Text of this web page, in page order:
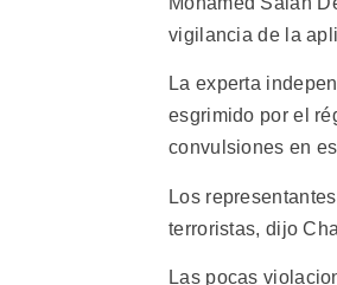
vigilancia de la
La experta
esgrimido por el
convulsiones en
Los
terroristas, dijo
Las pocas